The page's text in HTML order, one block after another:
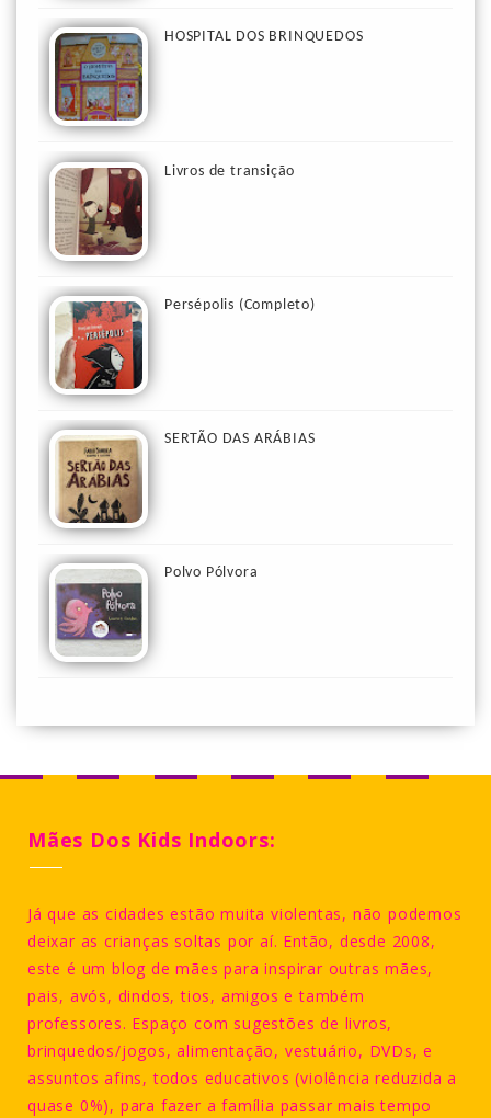
HOSPITAL DOS BRINQUEDOS
Livros de transição
Persépolis (Completo)
SERTÃO DAS ARÁBIAS
Polvo Pólvora
Mães Dos Kids Indoors:
Já que as cidades estão muita violentas, não podemos
deixar as crianças soltas por aí. Então, desde 2008,
este é um blog de mães para inspirar outras mães,
pais, avós, dindos, tios, amigos e também
professores. Espaço com sugestões de livros,
brinquedos/jogos, alimentação, vestuário, DVDs, e
assuntos afins, todos educativos (violência reduzida a
quase 0%), para fazer a família passar mais tempo